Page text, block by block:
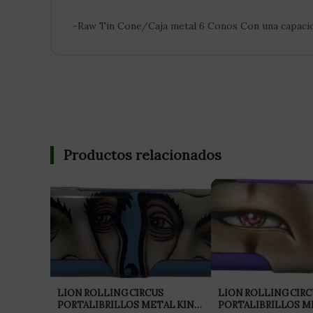
-Raw Tin Cone/Caja metal 6 Conos Con una
Productos relacionados
LION ROLLING CIRCUS
PORTALIBRILLOS METAL KING
LION ROLLING
PORTALIBRILLOS